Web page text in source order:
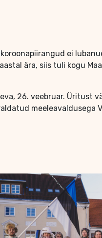
ei
ära, siis tuli kogu
26. veebruar. Üritust
meeleavaldusega